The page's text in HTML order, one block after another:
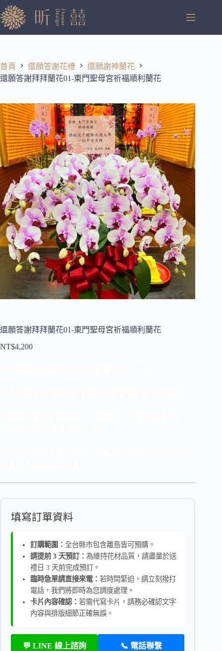
跳
至
容
首頁 還願答謝花禮
還願謝神蘭花
還願答謝拜拜蘭花01-東門聖母宮祈福順利蘭花
還願答謝拜拜蘭花01-東門聖母宮祈福順利蘭花
NT$4,200
填寫訂單資料
訂購範圍： 全台縣市包含離島皆可預購。
請提前 3 天預訂： 為維持花材品質，請盡量於送
禮日 3 天前完成預訂。
臨時急單請直接來電： 若時間緊迫，請立刻撥打
電話，我們將即時為您調度處理。
卡片內容確認： 若需代寫卡片，請務必確認文字
內容與排版細節正確無誤。
💬 LINE 線上諮詢 📞 電話聯繫